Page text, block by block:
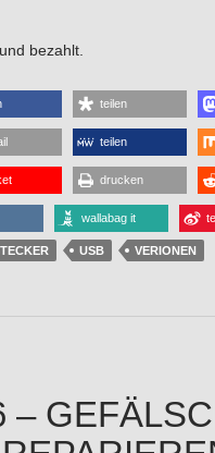
bezahlt.
teilen
teilen
drucken
wallabag it
USB VERIONEN
–